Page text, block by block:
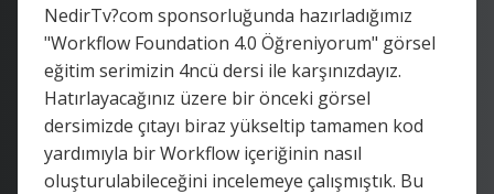
NedirTv?com sponsorluğunda hazırladığımız
"Workflow Foundation 4.0 Öğreniyorum" görsel
eğitim serimizin 4ncü dersi ile karşınızdayız.
Hatırlayacağınız üzere bir önceki görsel
dersimizde çıtayı biraz yükseltip tamamen kod
yardımıyla bir Workflow içeriğinin nasıl
oluşturulabileceğini incelemeye çalışmıştık. Bu